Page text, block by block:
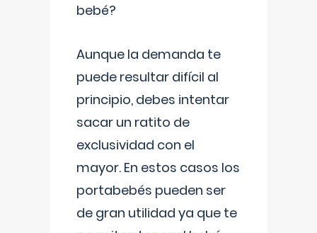
bebé?
Aunque la demanda te
puede resultar difícil al
principio, debes intentar
sacar un ratito de
exclusividad con el
mayor. En estos casos los
portabebés pueden ser
de gran utilidad ya que te